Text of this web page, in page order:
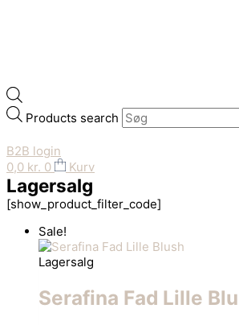
Products search
B2B login
0,0 kr. 0 Kurv
Lagersalg
[show_product_filter_code]
Sale!
Lagersalg
Serafina Fad Lille